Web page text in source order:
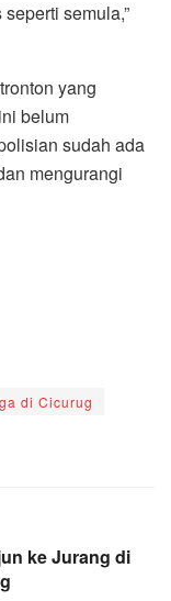
semula,”
yang
belum
sudah ada
mengurangi
di Cicurug
ke Jurang di